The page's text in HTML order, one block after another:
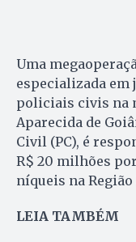
Uma
especializada em
policiais civis na
Aparecida de
Civil (PC), é
R$ 20 milhões
níqueis na
LEIA TAMBÉM